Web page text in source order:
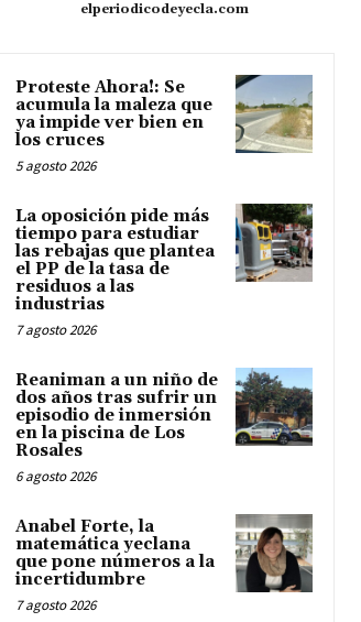
elperiodicodeyecla.com
Proteste Ahora!: Se
acumula la maleza que
ya impide ver bien en
los cruces
5 agosto 2026
La oposición pide más
tiempo para estudiar
las rebajas que plantea
el PP de la tasa de
residuos a las
industrias
7 agosto 2026
Reaniman a un niño de
dos años tras sufrir un
episodio de inmersión
en la piscina de Los
Rosales
6 agosto 2026
Anabel Forte, la
matemática yeclana
que pone números a la
incertidumbre
7 agosto 2026